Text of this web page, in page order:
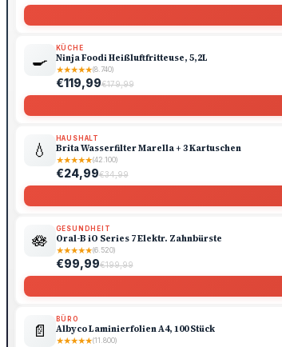
🍳
KÜCHE
Ninja Foodi Heißluftfritteuse, 5,2L
★★★★★(8.740)
€119,99€179,99
💧
HAUSHALT
Brita Wasserfilter Marella + 3 Kartuschen
★★★★★(42.100)
€24,99€34,99
🪷
GESUNDHEIT
Oral-B iO Series 7 Elektr. Zahnbürste
★★★★★(6.520)
€99,99€199,99
📄
BÜRO
Albyco Laminierfolien A4, 100 Stück
★★★★★(11.800)